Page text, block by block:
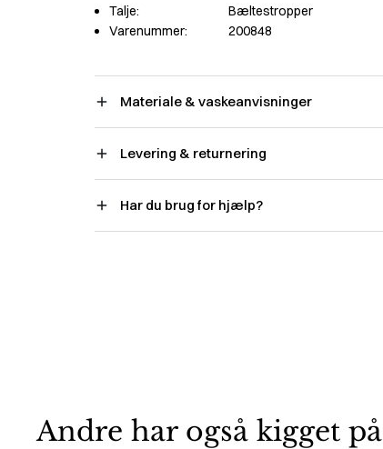
Talje:
Bæltestropper
Varenummer:
200848
Materiale & vaskeanvisninger
Levering & returnering
Har du brug for hjælp?
Andre har også kigget på